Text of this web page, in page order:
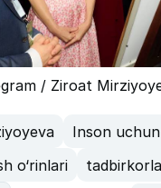
/ Ziroat
Inson uchun
o‘rinlari